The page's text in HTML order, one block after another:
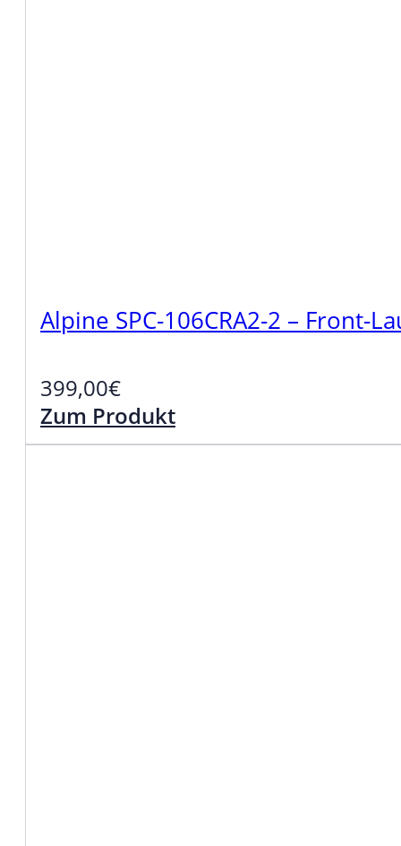
Alpine SPC-106CRA2-2 – Front-
399,00€
Zum Produkt